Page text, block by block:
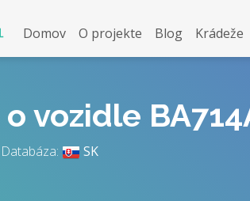
Domov O projekte Blog Krádeže
vozidle
Databáza: SK